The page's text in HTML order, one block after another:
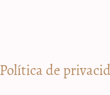
Política de